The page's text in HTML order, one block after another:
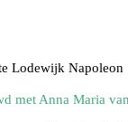
Lodewijk Napoleon
met Anna Maria